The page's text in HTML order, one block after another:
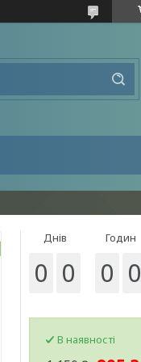
Днів
0 0
Годин
0 0
В наявності